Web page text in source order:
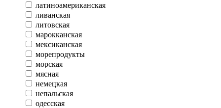
латиноамериканская
ливанская
литовская
марокканская
мексиканская
морепродукты
морская
мясная
немецкая
непальская
одесская